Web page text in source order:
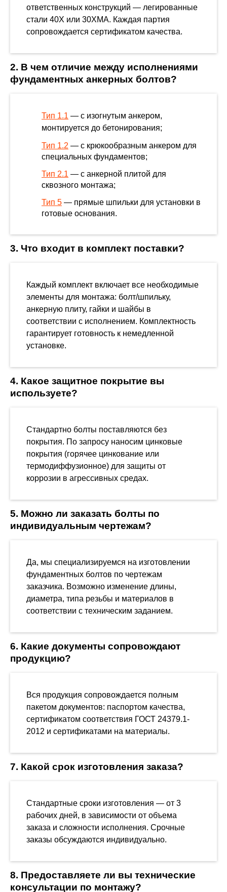
ответственных конструкций — легированные
стали 40Х или 30ХМА. Каждая партия
сопровождается сертификатом качества.
2. В чем отличие между исполнениями
фундаментных анкерных болтов?
Тип 1.1 — с изогнутым анкером,
монтируется до бетонирования;
Тип 1.2 — с крюкообразным анкером для
специальных фундаментов;
Тип 2.1 — с анкерной плитой для
сквозного монтажа;
Тип 5 — прямые шпильки для установки в
готовые основания.
3. Что входит в комплект поставки?
Каждый комплект включает все необходимые
элементы для монтажа: болт/шпильку,
анкерную плиту, гайки и шайбы в
соответствии с исполнением. Комплектность
гарантирует готовность к немедленной
установке.
4. Какое защитное покрытие вы
используете?
Стандартно болты поставляются без
покрытия. По запросу наносим цинковые
покрытия (горячее цинкование или
термодиффузионное) для защиты от
коррозии в агрессивных средах.
5. Можно ли заказать болты по
индивидуальным чертежам?
Да, мы специализируемся на изготовлении
фундаментных болтов по чертежам
заказчика. Возможно изменение длины,
диаметра, типа резьбы и материалов в
соответствии с техническим заданием.
6. Какие документы сопровождают
продукцию?
Вся продукция сопровождается полным
пакетом документов: паспортом качества,
сертификатом соответствия ГОСТ 24379.1-
2012 и сертификатами на материалы.
7. Какой срок изготовления заказа?
Стандартные сроки изготовления — от 3
рабочих дней, в зависимости от объема
заказа и сложности исполнения. Срочные
заказы обсуждаются индивидуально.
8. Предоставляете ли вы технические
консультации по монтажу?